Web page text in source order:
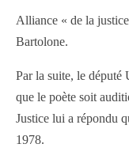
Alliance « de la
Bartolone.
Par la suite, le
que le poète soit
Justice lui a répondu
1978.